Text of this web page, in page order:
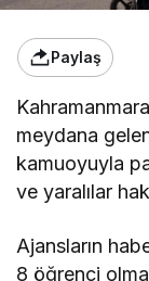
Paylaş
meydana
kamuoyuyla
ve yaralılar
Ajansların
8 öğrenci